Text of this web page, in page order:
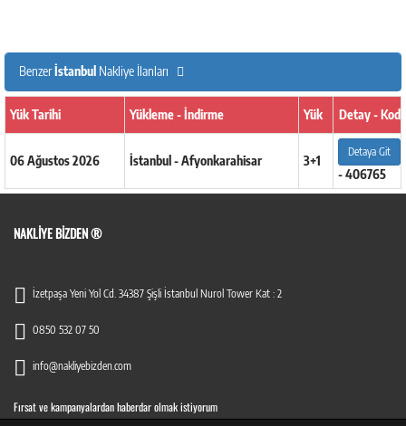
Benzerİstanbul Nakliye İlanları
Yük Tarihi Yükleme - İndirme Yük Detay - Kod
06 Ağustos 2026 İstanbul - Afyonkarahisar 3+1
Detaya Git
- 406765
NAKLIYE BIZDEN ®
İzetpaşa Yeni Yol Cd. 34387 Şişli İstanbul Nurol Tower Kat : 2
0850 532 07 50
info@nakliyebizden.com
Fırsat ve kampanyalardan haberdar olmak istiyorum